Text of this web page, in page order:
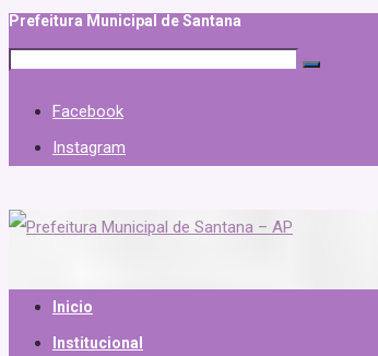
Prefeitura Municipal de Santana
Facebook
Instagram
Inicio
Institucional